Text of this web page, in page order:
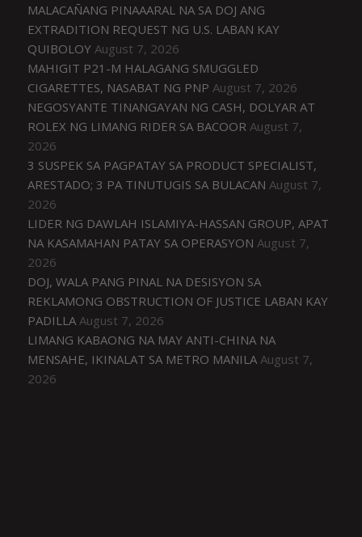
MALACAÑANG PINAAARAL NA SA DOJ ANG
EXTRADITION REQUEST NG U.S. LABAN KAY
QUIBOLOY August 7, 2026
MAHIGIT P21-M HALAGANG SMUGGLED
CIGARETTES, NASABAT NG PNP August 7, 2026
NEGOSYANTE TINANGAYAN NG CASH, DOLYAR AT
ROLEX NG LIMANG RIDER SA BACOOR August 7,
2026
3 SUSPEK SA PAGPATAY SA PRODUCT SPECIALIST,
ARESTADO; 3 PA TINUTUGIS SA BULACAN August 7,
2026
LIDER NG DAWLAH ISLAMIYA-HASSAN GROUP, APAT
NA KASAMAHAN PATAY SA OPERASYON August 7,
2026
DOJ, WALA PANG PINAL NA DESISYON SA
REKLAMONG OBSTRUCTION OF JUSTICE LABAN KAY
PADILLA August 7, 2026
LIMANG KABAONG NA MAY ANTI-CHINA NA
MENSAHE, IKINALAT SA METRO MANILA August 7,
2026